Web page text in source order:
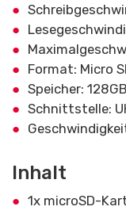
Format: Micro
Speicher: 128GB
Schnittstelle:
Inhalt
1x microSD-